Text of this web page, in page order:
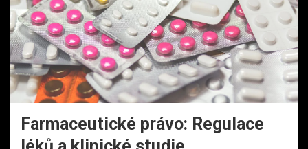
Farmaceutické právo: Regulace